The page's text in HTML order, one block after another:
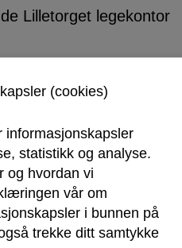
Lilletorget legekontor
og
fjerning av
sårdiagnostikk og
(cookies)
informasjonskapsler
statistikk og analyse.
og hvordan vi
vår om
i bunnen på
trekke ditt samtykke